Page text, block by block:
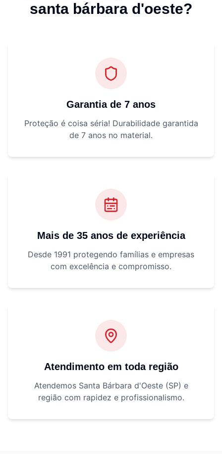
santa bárbara d'oeste?
Garantia de 7 anos
Proteção é coisa séria! Durabilidade garantida
de 7 anos no material.
Mais de 35 anos de experiência
Desde 1991 protegendo famílias e empresas
com excelência e compromisso.
Atendimento em toda região
Atendemos Santa Bárbara d'Oeste (SP) e
região com rapidez e profissionalismo.